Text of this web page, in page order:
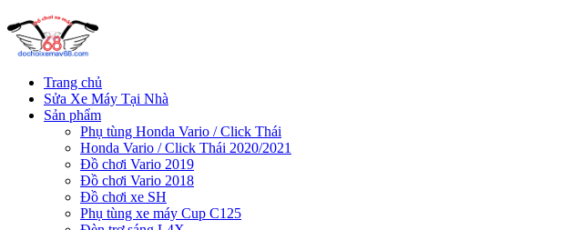
Trang chủ
Sửa Xe Máy Tại Nhà
Sản phẩm
Phụ tùng Honda Vario / Click Thái
Honda Vario / Click Thái 2020/2021
Đồ chơi Vario 2019
Đồ chơi Vario 2018
Đồ chơi xe SH
Phụ tùng xe máy Cup C125